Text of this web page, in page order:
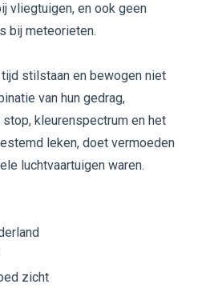
vliegtuigen, en ook geen
bij meteorieten.
stilstaan en bewogen niet
van hun gedrag,
kleurenspectrum en het
leken, doet vermoeden
luchtvaartuigen waren.
zicht